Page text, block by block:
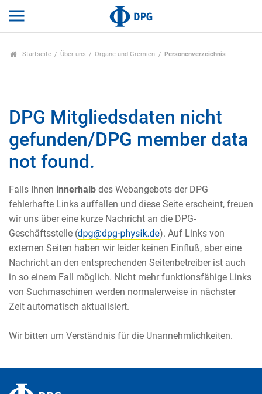
Startseite Über uns Organe und Gremien Personenverzeichnis
DPG Mitgliedsdaten nicht
gefunden/DPG member data
not found.
Falls Ihnen innerhalb des Webangebots der DPG
fehlerhafte Links auffallen und diese Seite erscheint, freuen
wir uns über eine kurze Nachricht an die DPG-
Geschäftsstelle (
). Auf Links von
externen Seiten haben wir leider keinen Einfluß, aber eine
Nachricht an den entsprechenden Seitenbetreiber ist auch
in so einem Fall möglich. Nicht mehr funktionsfähige Links
von Suchmaschinen werden normalerweise in nächster
Zeit automatisch aktualisiert.
Wir bitten um Verständnis für die Unannehmlichkeiten.